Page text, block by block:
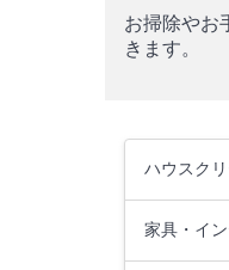
お掃除やお
きます。
ハウスク
家具・イ